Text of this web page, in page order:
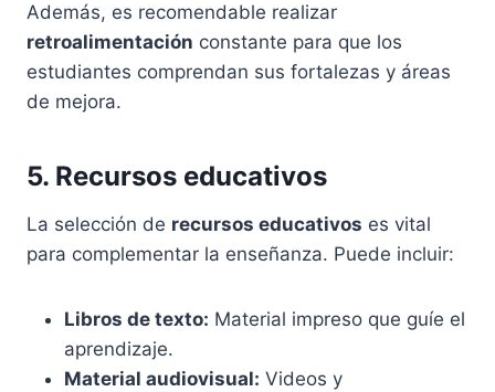
Además, es recomendable realizar
retroalimentación constante para que los
estudiantes comprendan sus fortalezas y áreas
de mejora.
5. Recursos educativos
La selección de recursos educativos es vital
para complementar la enseñanza. Puede incluir:
Libros de texto: Material impreso que guíe el
aprendizaje.
Material audiovisual: Videos y